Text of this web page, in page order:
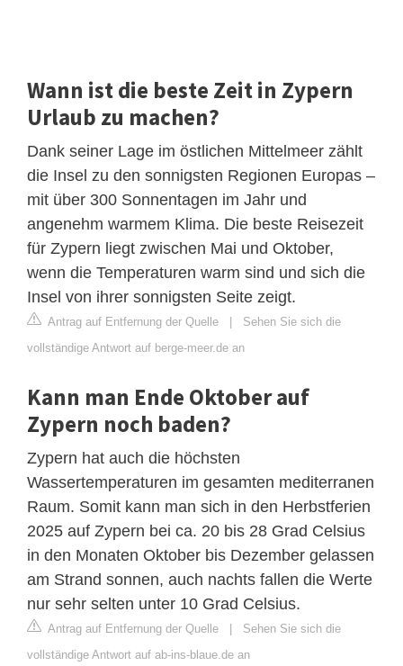
Wann ist die beste Zeit in Zypern
Urlaub zu machen?
Dank seiner Lage im östlichen Mittelmeer zählt
die Insel zu den sonnigsten Regionen Europas –
mit über 300 Sonnentagen im Jahr und
angenehm warmem Klima. Die beste Reisezeit
für Zypern liegt zwischen Mai und Oktober,
wenn die Temperaturen warm sind und sich die
Insel von ihrer sonnigsten Seite zeigt.
Antrag auf Entfernung der Quelle | Sehen Sie sich die
vollständige Antwort auf berge-meer.de an
Kann man Ende Oktober auf
Zypern noch baden?
Zypern hat auch die höchsten
Wassertemperaturen im gesamten mediterranen
Raum. Somit kann man sich in den Herbstferien
2025 auf Zypern bei ca. 20 bis 28 Grad Celsius
in den Monaten Oktober bis Dezember gelassen
am Strand sonnen, auch nachts fallen die Werte
nur sehr selten unter 10 Grad Celsius.
Antrag auf Entfernung der Quelle | Sehen Sie sich die
vollständige Antwort auf ab-ins-blaue.de an